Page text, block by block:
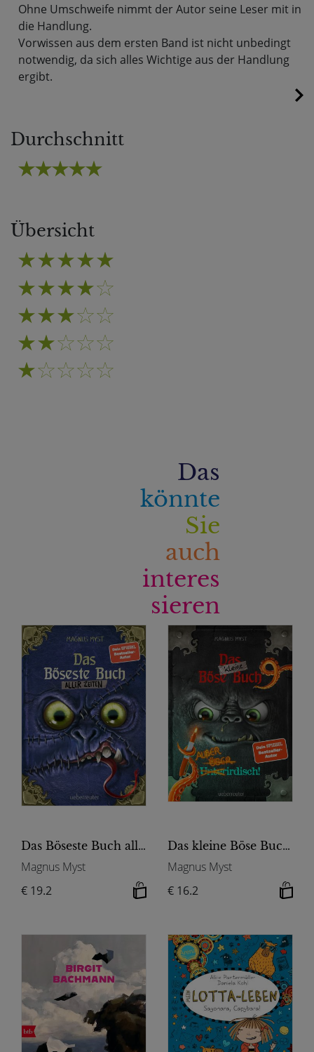
Ohne Umschweife nimmt der Autor seine Leser mit in
die Handlung.
Vorwissen aus dem ersten Band ist nicht unbedingt
notwendig, da sich alles Wichtige aus der Handlung
ergibt.
Durchschnitt
Übersicht
Das
könnte
Sie
auch
interes
sieren
Das Böseste Buch aller Zeiten (Die Bösen Bücher, Bd. 3)
Magnus Myst
€ 19.2
Das kleine Böse Buch 9 - Außerirdisch! (Das kleine Böse Buch, Bd. 9)
Magnus Myst
€ 16.2